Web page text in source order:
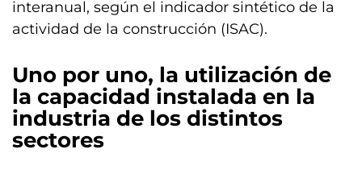
interanual, según el indicador sintético de la
actividad de la construcción (ISAC).
Uno por uno, la utilización de
la capacidad instalada en la
industria de los distintos
sectores